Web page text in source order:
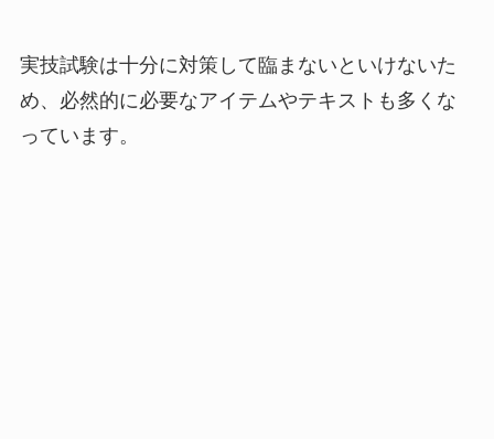
実技試験は十分に対策して臨まないといけないた
め、必然的に必要なアイテムやテキストも多くな
っています。